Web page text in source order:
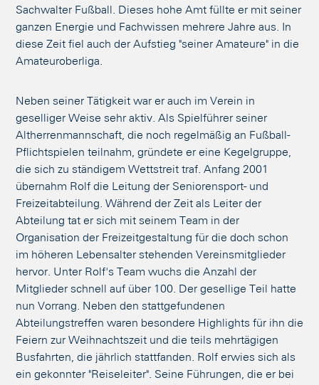
Sachwalter Fußball. Dieses hohe Amt füllte er mit seiner
ganzen Energie und Fachwissen mehrere Jahre aus. In
diese Zeit fiel auch der Aufstieg "seiner Amateure" in die
Amateuroberliga.
Neben seiner Tätigkeit war er auch im Verein in
geselliger Weise sehr aktiv. Als Spielführer seiner
Altherrenmannschaft, die noch regelmäßig an Fußball-
Pflichtspielen teilnahm, gründete er eine Kegelgruppe,
die sich zu ständigem Wettstreit traf. Anfang 2001
übernahm Rolf die Leitung der Seniorensport- und
Freizeitabteilung. Während der Zeit als Leiter der
Abteilung tat er sich mit seinem Team in der
Organisation der Freizeitgestaltung für die doch schon
im höheren Lebensalter stehenden Vereinsmitglieder
hervor. Unter Rolf's Team wuchs die Anzahl der
Mitglieder schnell auf über 100. Der gesellige Teil hatte
nun Vorrang. Neben den stattgefundenen
Abteilungstreffen waren besondere Highlights für ihn die
Feiern zur Weihnachtszeit und die teils mehrtägigen
Busfahrten, die jährlich stattfanden. Rolf erwies sich als
ein gekonnter "Reiseleiter". Seine Führungen, die er bei